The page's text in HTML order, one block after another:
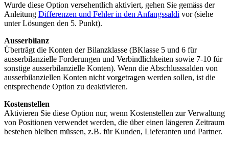
Wurde diese Option versehentlich aktiviert, gehen Sie gemäss der
Anleitung Differenzen und Fehler in den Anfangssaldi vor (siehe
unter Lösungen den 5. Punkt).
Ausserbilanz
Überträgt die Konten der Bilanzklasse (BKlasse 5 und 6 für
ausserbilanzielle Forderungen und Verbindlichkeiten sowie 7-10 für
sonstige ausserbilanzielle Konten). Wenn die Abschlusssalden von
ausserbilanziellen Konten nicht vorgetragen werden sollen, ist die
entsprechende Option zu deaktivieren.
Kostenstellen
Aktivieren Sie diese Option nur, wenn Kostenstellen zur Verwaltung
von Positionen verwendet werden, die über einen längeren Zeitraum
bestehen bleiben müssen, z.B. für Kunden, Lieferanten und Partner.